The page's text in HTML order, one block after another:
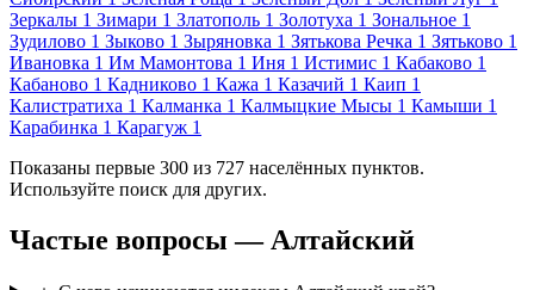
Зеркалы 1 Зимари 1 Златополь 1 Золотуха 1 Зональное 1
Зудилово 1 Зыково 1 Зыряновка 1 Зятькова Речка 1 Зятьково 1
Ивановка 1 Им Мамонтова 1 Иня 1 Истимис 1 Кабаково 1
Кабаново 1 Кадниково 1 Кажа 1 Казачий 1 Каип 1
Калистратиха 1 Калманка 1 Калмыцкие Мысы 1 Камыши 1
Карабинка 1 Карагуж 1
Показаны первые 300 из 727 населённых пунктов.
Используйте поиск для других.
Частые вопросы — Алтайский